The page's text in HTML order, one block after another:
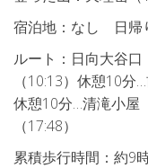
宿泊地：なし 日帰
ルート：日向大谷
（10:13）休憩10
休憩10分…清滝小屋
（17:48）
累積歩行時間：約9